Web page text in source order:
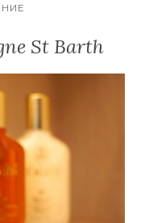
St Barth